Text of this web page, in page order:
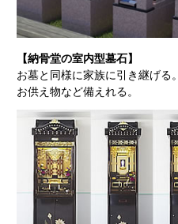
【納骨堂の室内型墓石】
お墓と同様に家族に引き継げる。
お供え物など備えれる。